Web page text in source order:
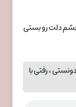
دلت رو بستی
، رفتی با